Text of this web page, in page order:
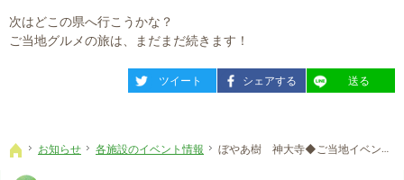
次はどこの県へ行こうかな？
ご当地グルメの旅は、まだまだ続きます！
entry2479
ツイート entry2479
シェアする entry2479
送る
ホーム
お知らせ 各施設のイベント情報 ぼやあ樹 神大寺◆ご当地イベント♪宮崎グルメ旅